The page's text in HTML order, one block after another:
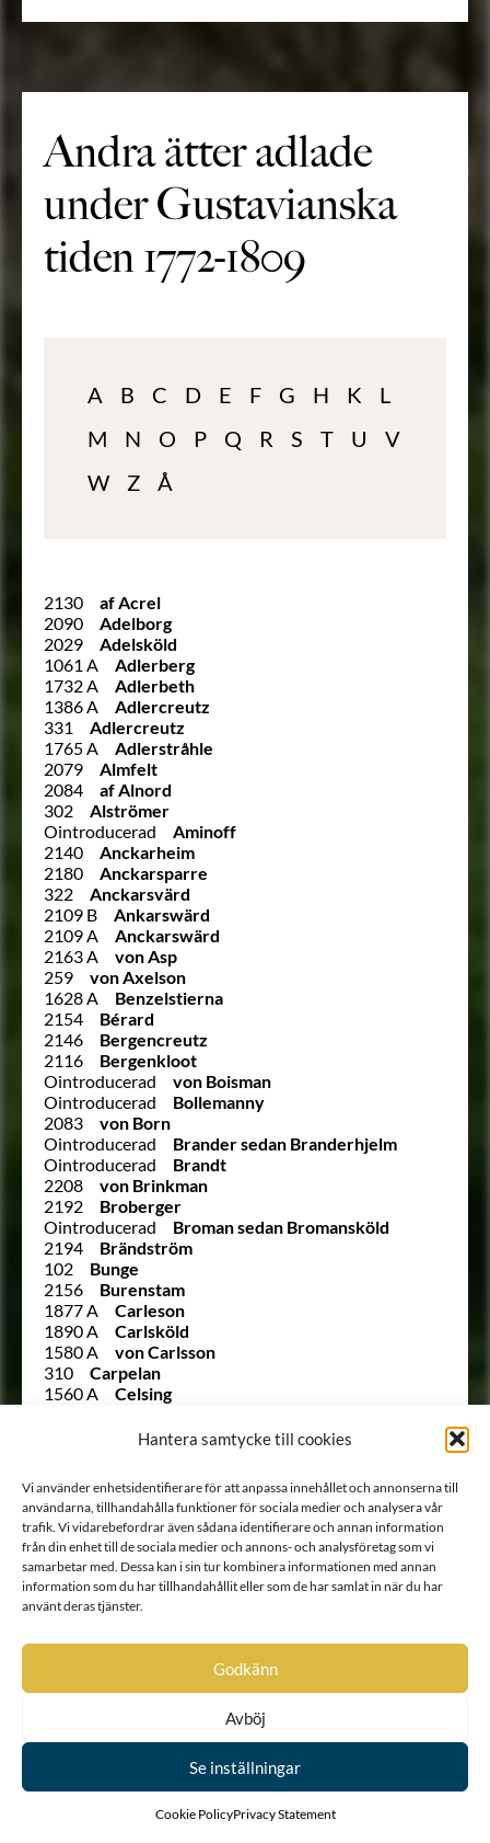
Hantera samtycke till cookies
Vi använder enhetsidentifierare för att anpassa innehållet och annonserna till
användarna, tillhandahålla funktioner för sociala medier och analysera vår
trafik. Vi vidarebefordrar även sådana identifierare och annan information
från din enhet till de sociala medier och annons- och analysföretag som vi
samarbetar med. Dessa kan i sin tur kombinera informationen med annan
information som du har tillhandahållit eller som de har samlat in när du har
använt deras tjänster.
Godkänn
Avböj
Se inställningar
Cookie PolicyPrivacy Statement
Andra ätter adlade
under Gustavianska
tiden 1772-1809
A B C D E F G H K
L
M
N O P Q R S T U
V
W
Z Å
2130
af Acrel
2090
Adelborg
2029
Adelsköld
1061 A
Adlerberg
1732 A
Adlerbeth
1386 A
Adlercreutz
331
Adlercreutz
1765 A
Adlerstråhle
2079
Almfelt
2084
af Alnord
302
Alströmer
Ointroducerad
Aminoff
2140
Anckarheim
2180
Anckarsparre
322
Anckarsvärd
2109 B
Ankarswärd
2109 A
Anckarswärd
2163 A
von Asp
259
von Axelson
1628 A
Benzelstierna
2154
Bérard
2146
Bergencreutz
2116
Bergenkloot
Ointroducerad
von Boisman
Ointroducerad
Bollemanny
2083
von Born
Ointroducerad
Brander sedan Branderhjelm
Ointroducerad
Brandt
2208
von Brinkman
2192
Broberger
Ointroducerad
Broman sedan Bromansköld
2194
Brändström
102
Bunge
2156
Burenstam
1877 A
Carleson
1890 A
Carlsköld
1580 A
von Carlsson
310
Carpelan
1560 A
Celsing
Celsing
2147
af Christiernin
1104 A
Cronstedt
2166
Dahlesköld
2133
de Bedoire
1921 A
de Carnall
Ointroducerad
312
De Geer af Finspång
de Geer af Leufsta
Ointroducerad
Duncker
Du Rietz af Hedensberg
2153 B
Edelcrantz
Edelcrantz